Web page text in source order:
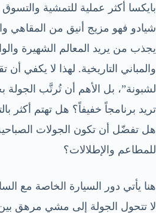
بايكسا أكثر عملية للتمشية
شيادو فهو مزيج أنيق من المقاهي
يجذب من يريد المعالم الشهيرة
والمباني التاريخية. لهذا لا يكفي
لشبونة”، بل الأهم أن تُرتَّب
تريد برنامجاً خفيفاً؟ هل تهتم أكثر
هل تفضّل أن تكون الجولات الصباحية
للمطاعم والإطلالات؟
هنا يأتي دور السيارة الخاصة مع
لا تتحول الجولة إلى مشي مرهق